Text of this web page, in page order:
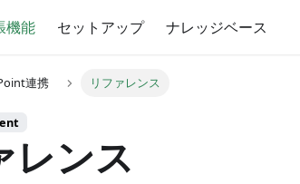
機能 セットアップ ナレッジベース
連携 リファレンス
レンス